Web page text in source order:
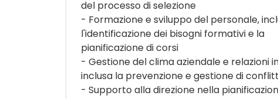
del processo di selezione
- Formazione e sviluppo del personale,
l'identificazione dei bisogni formativi e la
pianificazione di corsi
- Gestione del clima aziendale e relazioni
inclusa la prevenzione e gestione di
- Supporto alla direzione nella